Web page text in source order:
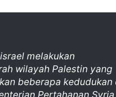
melakukan
wilayah Palestin yang
beberapa kedudukan
Pertahanan Syria